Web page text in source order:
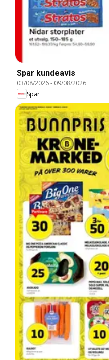
Spar kundeavis
03/08/2026- 09/08/2026
Spar